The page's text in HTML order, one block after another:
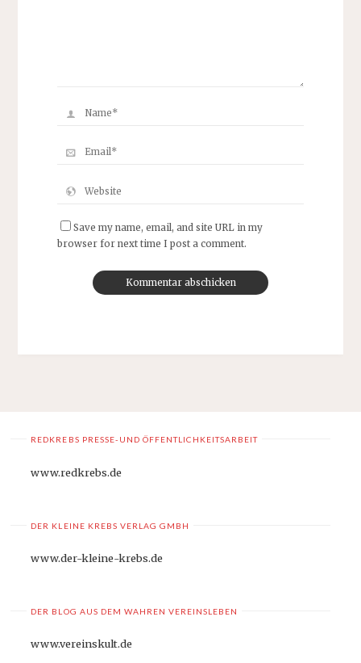
Save my name, email, and site URL in my
browser for next time I post a comment.
REDKREBS PRESSE-UND ÖFFENTLICHKEITSARBEIT
www.redkrebs.de
DER KLEINE KREBS VERLAG GMBH
www.der-kleine-krebs.de
DER BLOG AUS DEM WAHREN VEREINSLEBEN
www.vereinskult.de